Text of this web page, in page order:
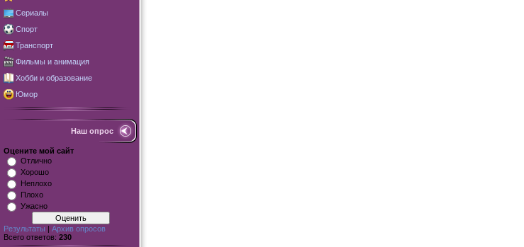
Сериалы
Спорт
Транспорт
Фильмы и анимация
Хобби и образование
Юмор
Наш опрос
Оцените мой сайт
Отлично
Хорошо
Неплохо
Плохо
Ужасно
Результаты | Архив опросов
Всего ответов: 230